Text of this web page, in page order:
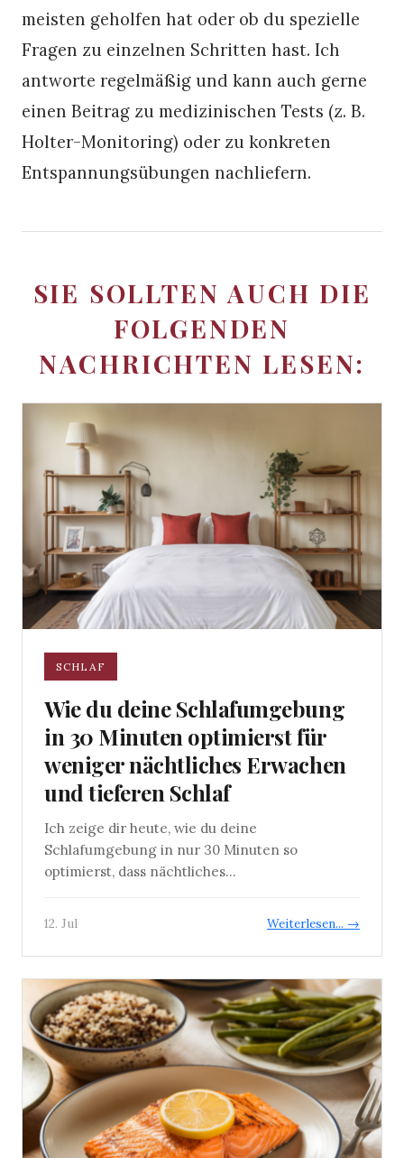
meisten geholfen hat oder ob du spezielle
Fragen zu einzelnen Schritten hast. Ich
antworte regelmäßig und kann auch gerne
einen Beitrag zu medizinischen Tests (z. B.
Holter-Monitoring) oder zu konkreten
Entspannungsübungen nachliefern.
SIE SOLLTEN AUCH DIE
FOLGENDEN
NACHRICHTEN LESEN:
SCHLAF
Wie du deine Schlafumgebung
in 30 Minuten optimierst für
weniger nächtliches Erwachen
und tieferen Schlaf
Ich zeige dir heute, wie du deine
Schlafumgebung in nur 30 Minuten so
optimierst, dass nächtliches...
12. Jul Weiterlesen... →